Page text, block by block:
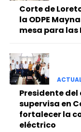
Corte de
la ODPE
mesa para las
Presidente
supervisa en
fortalecer la
eléctrico